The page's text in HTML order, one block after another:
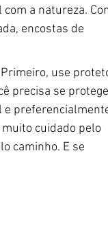
a natureza.
encostas de
use
precisa se
e
cuidado pelo
caminho. E se